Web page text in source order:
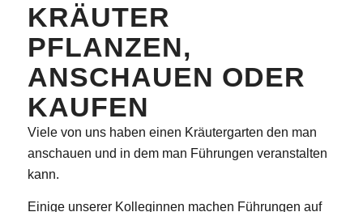
KRÄUTER
PFLANZEN,
ANSCHAUEN ODER
KAUFEN
Viele von uns haben einen Kräutergarten den man
anschauen und in dem man Führungen veranstalten
kann.
Einige unserer Kolleginnen machen Führungen auf